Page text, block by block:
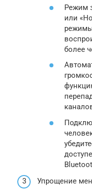
Режим
или
более
Упрощение